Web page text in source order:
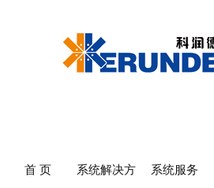
首 页
系统解决方
系统服务